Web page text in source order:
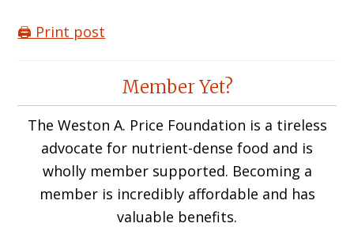
🖨️ Print post
InteractionsMember Yet?
The Weston A. Price Foundation is a tireless
advocate for nutrient-dense food and is
wholly member supported. Becoming a
member is incredibly affordable and has
valuable benefits.